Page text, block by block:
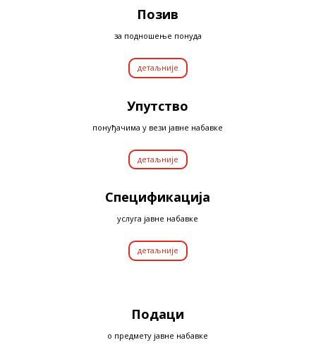
Позив
за подношење понуда
детаљније
Упутство
понуђачима у вези јавне набавке
детаљније
Спецификација
услуга јавне набавке
детаљније
Подаци
о предмету јавне набавке